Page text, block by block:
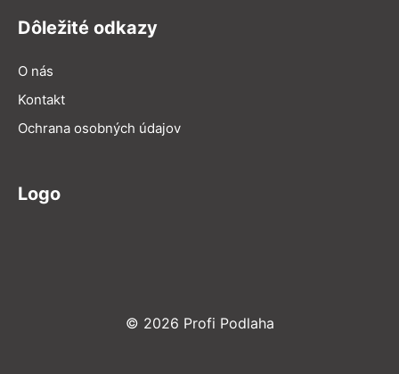
Dôležité odkazy
O nás
Kontakt
Ochrana osobných údajov
Logo
© 2026 Profi Podlaha